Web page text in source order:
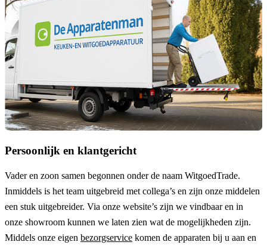
Persoonlijk en klantgericht
Vader en zoon samen begonnen onder de naam WitgoedTrade.
Inmiddels is het team uitgebreid met collega’s en zijn onze middelen
een stuk uitgebreider. Via onze website’s zijn we vindbaar en in
onze showroom kunnen we laten zien wat de mogelijkheden zijn.
Middels onze eigen bezorgservice komen de apparaten bij u aan en